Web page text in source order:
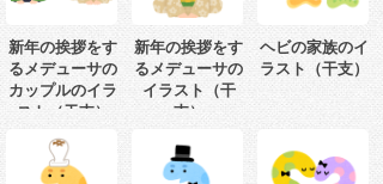
新年の挨拶をす
るメデューサの
カップルのイラ
スト（干支）
新年の挨拶をす
るメデューサの
イラスト（干
支）
ヘビの家族のイ
ラスト（干支）